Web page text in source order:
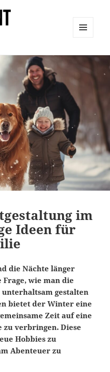
WIDGETS
im
Ideen für
die Nächte länger
wie man die
gestalten
bietet der Winter eine
Zeit auf eine
zu verbringen. Diese
Hobbies zu
Abenteuer zu